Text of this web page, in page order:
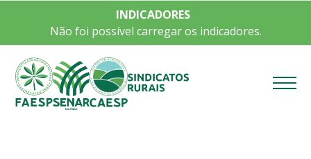
INDICADORES
Não foi possível carregar os indicadores.